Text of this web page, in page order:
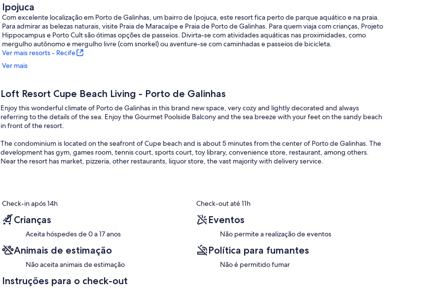
Ipojuca
Com excelente localização em Porto de Galinhas, um bairro de Ipojuca, este resort fica perto de parque aquático e na praia.
Para admirar as belezas naturais, visite Praia de Maracaípe e Praia de Porto de Galinhas. Para quem viaja com crianças, Projeto
Hippocampus e Porto Cult são ótimas opções de passeios. Divirta-se com atividades aquáticas nas proximidades, como
mergulho autônomo e mergulho livre (com snorkel) ou aventure-se com caminhadas e passeios de bicicleta.
Ver mais resorts - Recife
Ver mais
Loft Resort Cupe Beach Living - Porto de Galinhas
Enjoy this wonderful climate of Porto de Galinhas in this brand new space, very cozy and lightly decorated and always
referring to the details of the sea. Enjoy the Gourmet Poolside Balcony and the sea breeze with your feet on the sandy beach
in front of the resort.
The condominium is located on the seafront of Cupe beach and is about 5 minutes from the center of Porto de Galinhas. The
development has gym, games room, tennis court, sports court, toy library, convenience store, restaurant, among others.
Near the resort has market, pizzeria, other restaurants, liquor store, the vast majority with delivery service.
Check-in após 14h Check-out até 11h
Crianças
Aceita hóspedes de 0 a 17 anos
Eventos
Não permite a realização de eventos
Animais de estimação
Não aceita animais de estimação
Política para fumantes
Não é permitido fumar
Instruções para o check-out